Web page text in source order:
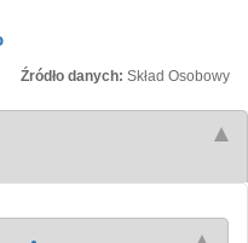
Źródło danych: Skład Osobowy